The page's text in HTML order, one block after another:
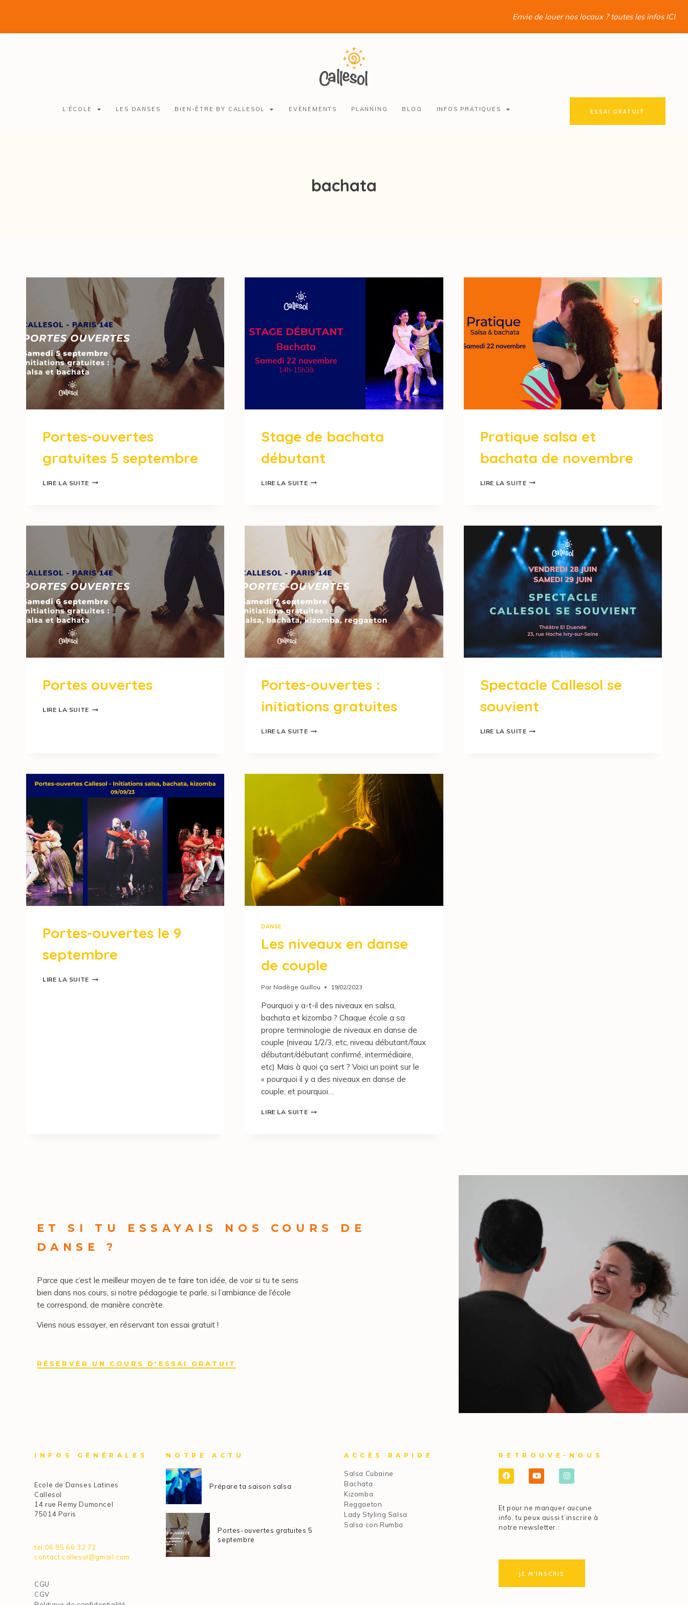
Envie de louer nos locaux ? toutes les infos ICI
L’ÉCOLE LES DANSES BIEN-ÊTRE BY CALLESOL EVÈNEMENTS PLANNING BLOG INFOS PRATIQUES ESSAI GRATUIT
bachata
Portes-ouvertes
gratuites 5 septembre
LIRE LA SUITE
Stage de bachata
débutant
LIRE LA SUITE
Pratique salsa et
bachata de novembre
LIRE LA SUITE
Portes ouvertes
LIRE LA SUITE
Portes-ouvertes :
initiations gratuites
LIRE LA SUITE
Spectacle Callesol se
souvient
LIRE LA SUITE
Portes-ouvertes le 9
septembre
LIRE LA SUITE
DANSE
Les niveaux en danse
de couple
Par Nadège Guillou 19/02/2023
Pourquoi y a-t-il des niveaux en salsa,
bachata et kizomba ? Chaque école a sa
propre terminologie de niveaux en danse de
couple (niveau 1/2/3, etc, niveau débutant/faux
débutant/débutant confirmé, intermédiaire,
etc) Mais à quoi ça sert ? Voici un point sur le
« pourquoi il y a des niveaux en danse de
couple, et pourquoi…
LIRE LA SUITE
ET SI TU ESSAYAIS NOS COURS DE
DANSE ?
Parce que c’est le meilleur moyen de te faire ton idée, de voir si tu te sens
bien dans nos cours, si notre pédagogie te parle, si l’ambiance de l’école
te correspond, de manière concrète.
Viens nous essayer, en réservant ton essai gratuit !
RÉSERVER UN COURS D'ESSAI GRATUIT
INFOS GÉNÉRALES
Ecole de Danses Latines
Callesol
14 rue Remy Dumoncel
75014 Paris
tel:06 85 66 32 72
contact.callesol@gmail.com
CGU
CGV
NOTRE ACTU
Prépare ta saison salsa
Portes-ouvertes gratuites 5
septembre
ACCÈS RAPIDE
Salsa Cubaine
Bachata
Kizomba
Reggaeton
Lady Styling Salsa
Salsa con Rumba
RETROUVE-NOUS
Et pour ne manquer aucune
info, tu peux aussi t’inscrire à
notre newsletter :
JE M'INSCRIS